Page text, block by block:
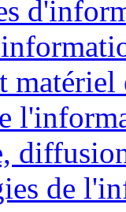
matériel
de